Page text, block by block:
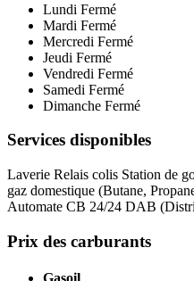
Lundi Fermé
Mardi Fermé
Mercredi Fermé
Jeudi Fermé
Vendredi Fermé
Samedi Fermé
Dimanche Fermé
Services disponibles
Laverie Relais colis Station de
gaz domestique (Butane,
Automate CB 24/24 DAB
Prix des carburants
Gasoil